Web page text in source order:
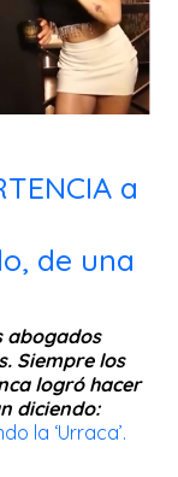
a
de una
abogados
Siempre los
logró hacer
diciendo:
la ‘Urraca’.